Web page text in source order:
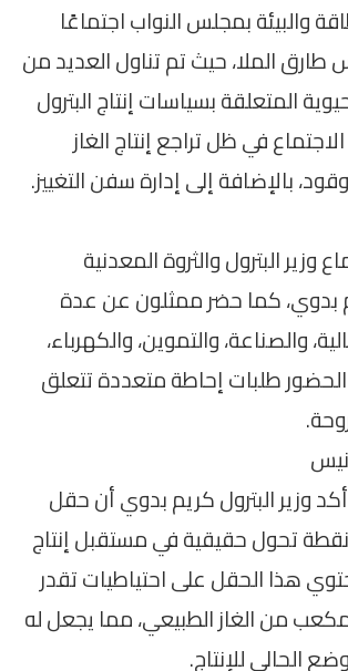
والبيئة بمجلس النواب اجتماعًا
طارق الملا، حيث تم تناول العديد من
المتعلقة بسياسات إنتاج البترول
في ظل تراجع إنتاج الغاز
بالإضافة إلى إدارة سفن التغييز.
وزير البترول والثروة المعدنية
بدوي، كما حضر ممثلون عن عدة
والصناعة، والتموين، والكهرباء،
الحضور طلبات إحاطة متعددة تتعلق
وزير البترول كريم بدوي أن حقل
تحول حقيقية في مستقبل إنتاج
هذا الحقل على احتياطيات تقدر
من الغاز الطبيعي، مما يجعل له
الحالي للإنتاج.